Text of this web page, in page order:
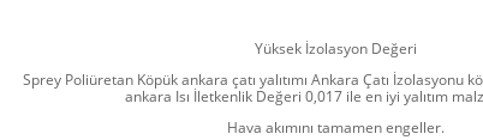
Yüksek İzolasyon Değeri
Sprey Poliüretan Köpük ankara çatı yalıtımı Ankara Çatı İzolasyonu
ankara Isı İletkenlik Değeri 0,017 ile en iyi yalıtım
Hava akımını tamamen engeller.